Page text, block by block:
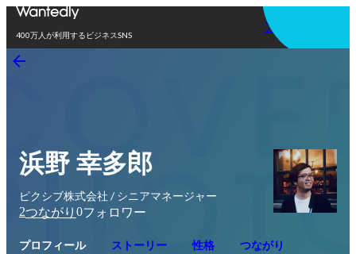
400万人が利用するビジネスSNS
アプリを使う
浜野 幸多郎
ピクシブ株式会社 / シニアマネージャー
2つながり 0フォロワー
プロフィール ストーリー 性格 つながり